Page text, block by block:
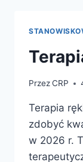
PrzezCRP
Terapia
zdobyć
w 2026 r.